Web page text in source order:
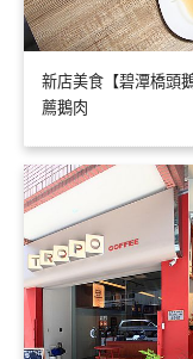
新店美食【碧潭橋頭
薦鵝肉